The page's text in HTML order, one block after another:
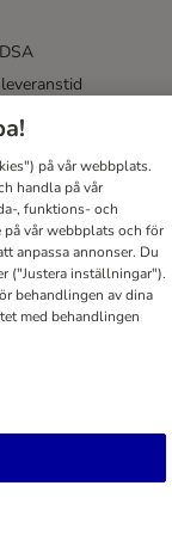
DSA
på vår webbplats.
handla på vår
, funktions- och
vår webbplats och för
anpassa annonser. Du
("Justera inställningar").
behandlingen av dina
med behandlingen